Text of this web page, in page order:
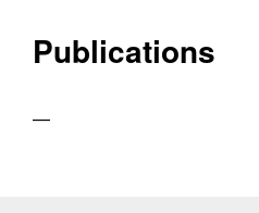
Publications
—